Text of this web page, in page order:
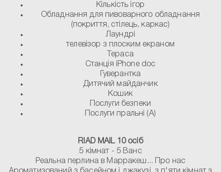
Кількість ігор
Обладнання для пивоварного обладнання
(покриття, стілець, каркас)
Лаундрі
телевізор з плоским екраном
Тераса
Станція iPhone doc
Гуверантка
Дитячий майданчик
Кошик
Послуги безпеки
Послуги пральні (A)
RIAD MAIL 10 осіб
5 кімнат - 5 Ванс
Реальна перлина в Марракеш... Про нас